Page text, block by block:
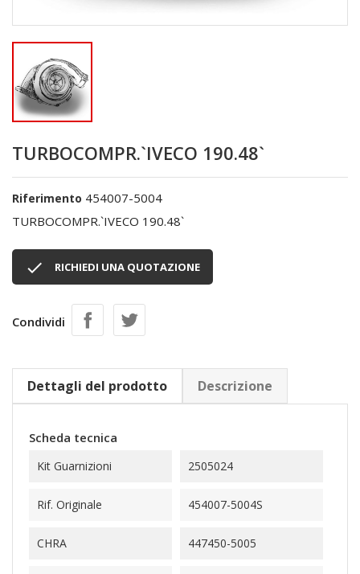
TURBOCOMPR.`IVECO 190.48`
Riferimento 454007-5004
TURBOCOMPR.`IVECO 190.48`
 RICHIEDI UNA QUOTAZIONE
Condividi
Dettagli del prodotto Descrizione
Scheda tecnica
Kit Guarnizioni 2505024
Rif. Originale 454007-5004S
CHRA 447450-5005